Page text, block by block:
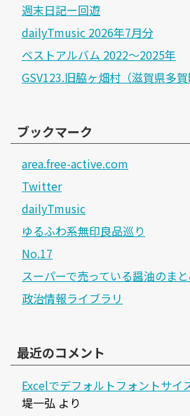
週末日記ー回遊
dailyTmusic 2026年7月分
ベストアルバム 2022～2025年
GSV123.旧脇ヶ畑村（滋賀県多賀
ブックマーク
area.free-active.com
Twitter
dailyTmusic
ゆるふわ系無印良品巡り
No.17
スーパーで売っている醤油のま
政治情報ライブラリ
最近のコメント
Excelでデフォルトフォントサイ
堤一弘 より